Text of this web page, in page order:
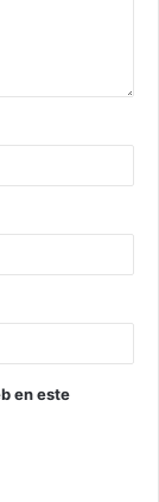
en este